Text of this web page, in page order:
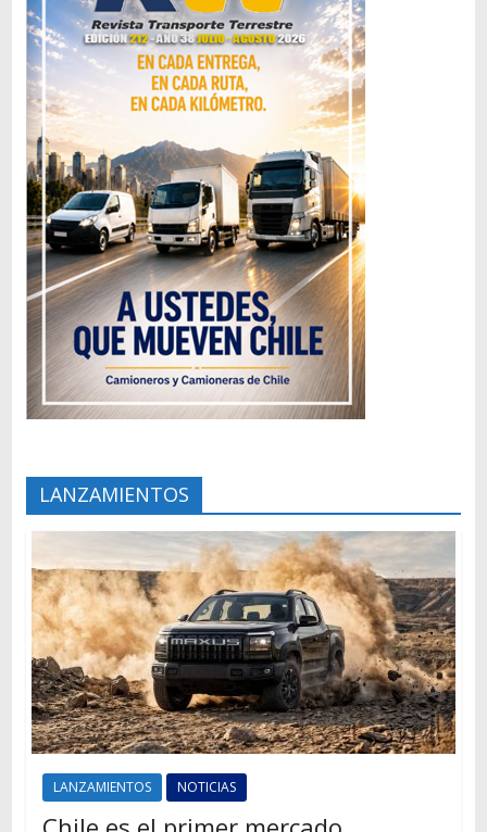
LANZAMIENTOS
LANZAMIENTOS NOTICIAS